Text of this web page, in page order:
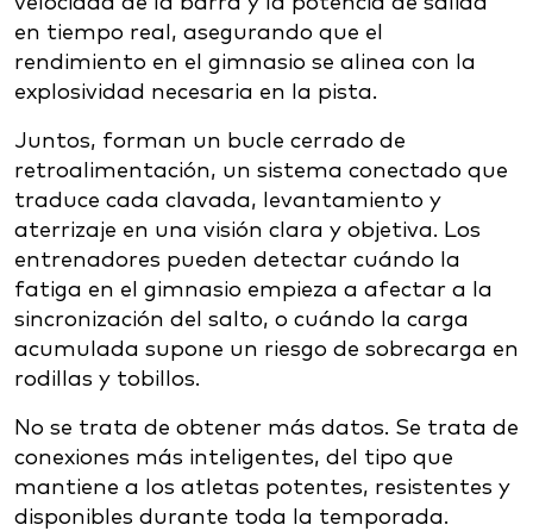
en tiempo real, asegurando que el
rendimiento en el gimnasio se alinea con la
explosividad necesaria en la pista.
Juntos, forman un bucle cerrado de
retroalimentación, un sistema conectado que
traduce cada clavada, levantamiento y
aterrizaje en una visión clara y objetiva. Los
entrenadores pueden detectar cuándo la
fatiga en el gimnasio empieza a afectar a la
sincronización del salto, o cuándo la carga
acumulada supone un riesgo de sobrecarga en
rodillas y tobillos.
No se trata de obtener más datos. Se trata de
conexiones más inteligentes, del tipo que
mantiene a los atletas potentes, resistentes y
disponibles durante toda la temporada.